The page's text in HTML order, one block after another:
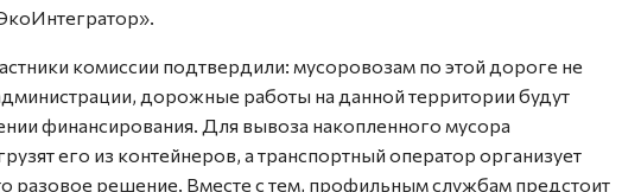
комиссии подтвердили: мусоровозам по этой дороге не
дорожные работы на данной территории будут
финансирования. Для вывоза накопленного мусора
его из контейнеров, а транспортный оператор организует
разовое решение. Вместе с тем, профильным службам предстоит